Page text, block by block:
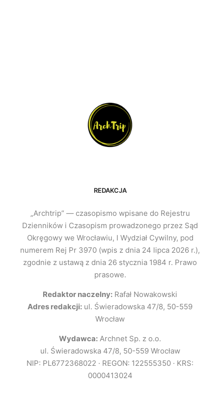
REDAKCJA
„Archtrip” — czasopismo wpisane do Rejestru
Dzienników i Czasopism prowadzonego przez Sąd
Okręgowy we Wrocławiu, I Wydział Cywilny, pod
numerem Rej Pr 3970 (wpis z dnia 24 lipca 2026 r.),
zgodnie z ustawą z dnia 26 stycznia 1984 r. Prawo
prasowe.
Redaktor naczelny: Rafał Nowakowski
Adres redakcji: ul. Świeradowska 47/8, 50-559
Wrocław
Wydawca: Archnet Sp. z o.o.
ul. Świeradowska 47/8, 50-559 Wrocław
NIP: PL6772368022 · REGON: 122555350 · KRS:
0000413024